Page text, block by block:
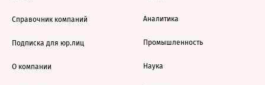
Справочник компаний
Подписка для юр.лиц
О компании
Аналитика
Промышленность
Наука